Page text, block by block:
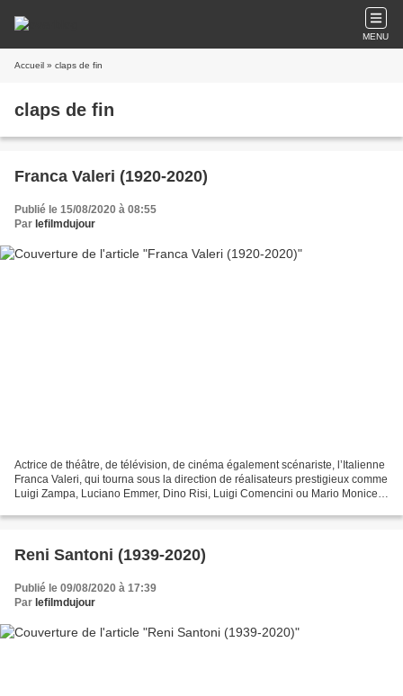
MENU
Accueil » claps de fin
claps de fin
Franca Valeri (1920-2020)
Publié le 15/08/2020 à 08:55
Par lefilmdujour
Actrice de théâtre, de télévision, de cinéma également scénariste, l’Italienne
Franca Valeri, qui tourna sous la direction de réalisateurs prestigieux comme
Luigi Zampa, Luciano Emmer, Dino Risi, Luigi Comencini ou Mario Monicelli
Reni Santoni (1939-2020)
Publié le 09/08/2020 à 17:39
Par lefilmdujour